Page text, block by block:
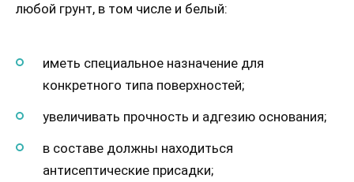
любой грунт, в том числе и белый:
иметь специальное назначение для
конкретного типа поверхностей;
увеличивать прочность и адгезию основания;
в составе должны находиться
антисептические присадки;